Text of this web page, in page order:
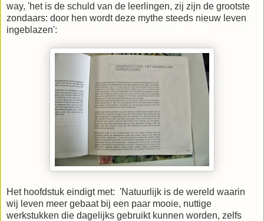
way, 'het is de schuld van de leerlingen, zij zijn de grootste
zondaars: door hen wordt deze mythe steeds nieuw leven
ingeblazen':
Het hoofdstuk eindigt met: 'Natuurlijk is de wereld waarin
wij leven meer gebaat bij een paar mooie, nuttige
werkstukken die dagelijks gebruikt kunnen worden, zelfs